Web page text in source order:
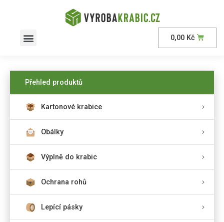
0,00 Kč
Přehled produktů
Kartonové krabice
Obálky
Výplně do krabic
Ochrana rohů
Lepící pásky